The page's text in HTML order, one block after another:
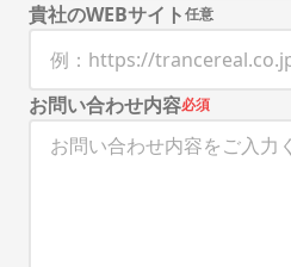
貴社のWEBサイト任意
お問い合わせ内容必須